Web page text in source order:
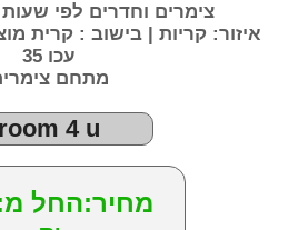
צימרים וחדרים לפי שעות
איזור: קריות | בישוב : קרית
עכו 35
מתחם
room 4 u